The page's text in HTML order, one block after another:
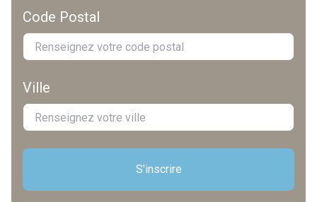
Code Postal
Ville
S'inscrire